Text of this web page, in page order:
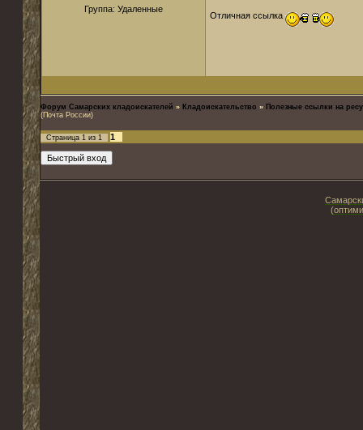
Группа: Удаленные
Отличная ссылка
Форум Самарских кладоискателей » Кладоискательство » Полезные ссылки на
(Почта России)
Страница 1 из 1 1